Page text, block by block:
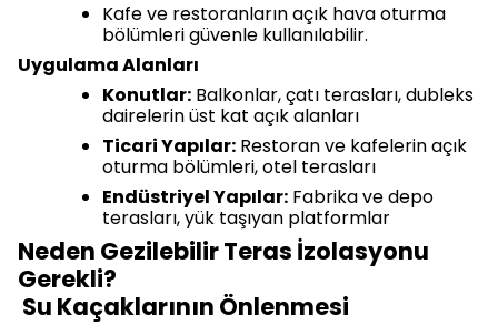
Kafe ve restoranların açık hava oturma
bölümleri güvenle kullanılabilir.
Uygulama Alanları
Konutlar: Balkonlar, çatı terasları, dubleks
dairelerin üst kat açık alanları
Ticari Yapılar: Restoran ve kafelerin açık
oturma bölümleri, otel terasları
Endüstriyel Yapılar: Fabrika ve depo
terasları, yük taşıyan platformlar
Neden Gezilebilir Teras İzolasyonu
Gerekli?
Su Kaçaklarının Önlenmesi